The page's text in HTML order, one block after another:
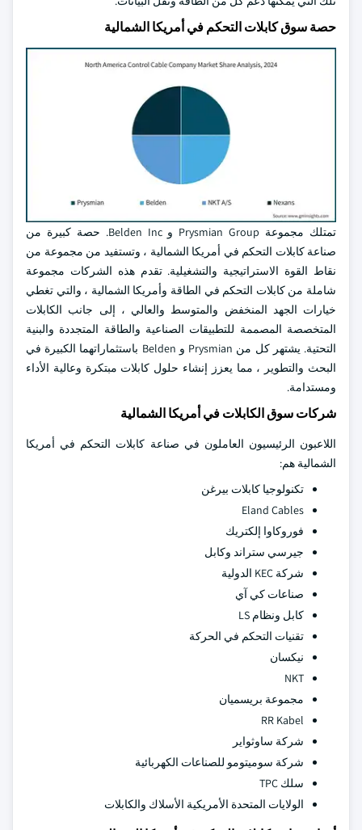
حصة سوق كابلات التحكم في أمريكا الشمالية
تمتلك مجموعة Prysmian Group و Belden Inc. حصة كبيرة من
صناعة كابلات التحكم في أمريكا الشمالية ، وتستفيد من مجموعة من
نقاط القوة الاستراتيجية والتشغيلية. تقدم هذه الشركات مجموعة
شاملة من كابلات التحكم في الطاقة وأمريكا الشمالية ، والتي تغطي
خيارات الجهد المنخفض والمتوسط والعالي ، إلى جانب الكابلات
المتخصصة المصممة للتطبيقات الصناعية والطاقة المتجددة والبنية
التحتية. يشتهر كل من Prysmian و Belden باستثماراتهما الكبيرة في
البحث والتطوير ، مما يعزز إنشاء حلول كابلات مبتكرة وعالية الأداء
ومستدامة.
شركات سوق الكابلات في أمريكا الشمالية
اللاعبون الرئيسيون العاملون في صناعة كابلات التحكم في أمريكا
الشمالية هم:
تكنولوجيا كابلات بيرغن
Eland Cables
فوروكاوا إلكتريك
جيرسي ستراند وكابل
شركة KEC الدولية
صناعات كي آي
كابل ونظام LS
تقنيات التحكم في الحركة
نيكسان
NKT
مجموعة بريسميان
RR Kabel
شركة ساوثواير
شركة سوميتومو للصناعات الكهربائية
سلك TPC
الولايات المتحدة الأمريكية الأسلاك والكابلات